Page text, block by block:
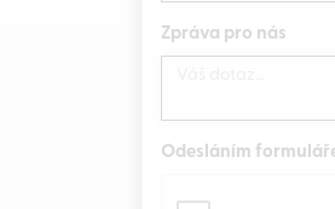
Zpráva pro nás
Odesláním